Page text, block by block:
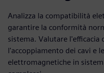
Analizza la compatibilità
garantire la conformità
sistema. Valutare l'efficacia
l'accoppiamento dei cavi e
elettromagnetiche in